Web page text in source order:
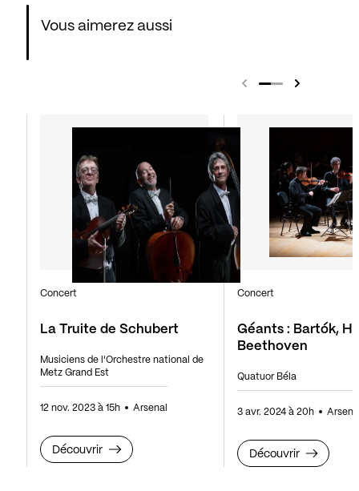
Vous aimerez aussi
La Truite de Schubert
Concert
Musiciens de l'Orchestre national de
Metz Grand Est
12 nov. 2023 à 15h Arsenal
Découvrir
Géants : Bartók,
Beethoven
Concert
Quatuor Béla
3 avr. 2024 à 20h
Découvrir